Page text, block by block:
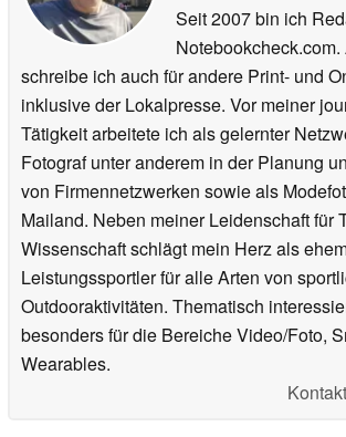
Seit 2007 bin ich
schreibe ich auch für andere Print- und
inklusive der Lokalpresse. Vor meiner
Tätigkeit arbeitete ich als gelernter
Fotograf unter anderem in der Planung
von Firmennetzwerken sowie als
Mailand. Neben meiner Leidenschaft für
Wissenschaft schlägt mein Herz als
Leistungssportler für alle Arten von
Outdooraktivitäten. Thematisch
besonders für die Bereiche Video/Foto,
Wearables.